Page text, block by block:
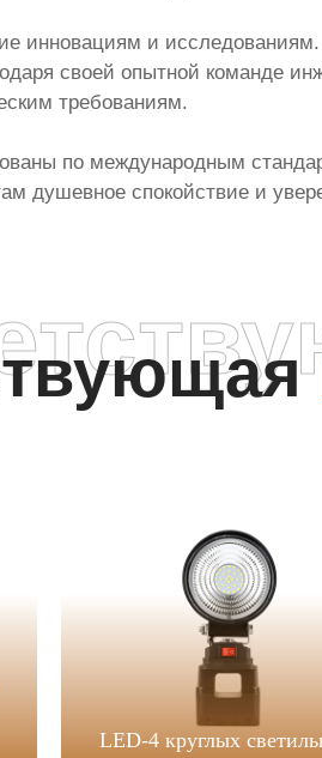
инновациям и
своей опытной команде
требованиям.
по международным
душевное спокойствие и
LED-4 круглых